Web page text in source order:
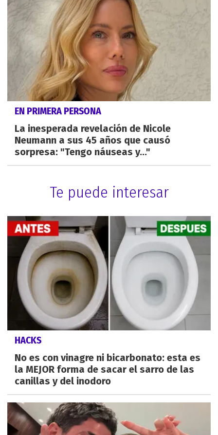
EN PRIMERA PERSONA
La inesperada revelación de Nicole
Neumann a sus 45 años que causó
sorpresa: "Tengo náuseas y..."
Te puede interesar
HACKS
No es con vinagre ni bicarbonato: esta es
la MEJOR forma de sacar el sarro de las
canillas y del inodoro